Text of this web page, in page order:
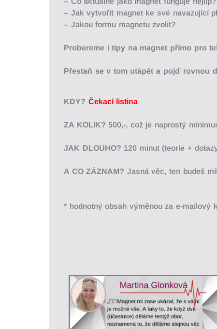
– Jak vytvořit magnet ke své navazující
– Jakouformu magnetu zvolit?
Probereme itipy na magnet přímo pro
Přestaň se v tom utápět a pojď rovnou
KDY? Čekací listina
ZA KOLIK? 500,-, což je naprostý
JAK DLOUHO? 120 minut (teorie +
A CO ZÁZNAM? Jasná věc, ten budeš
* hodnotný obsah výměnou za e-mailový